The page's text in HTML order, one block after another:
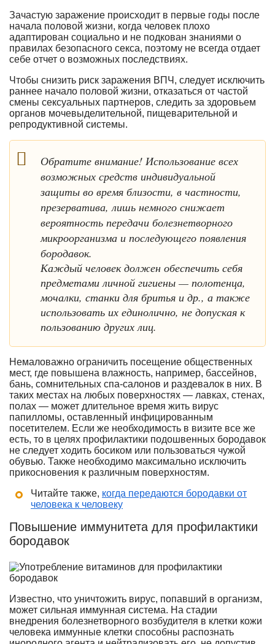
Зачастую заражение происходит в первые годы после
начала половой жизни, когда человек плохо
адаптирован социально и не подкован знаниями о
правилах безопасного секса, поэтому не всегда отдает
себе отчет о возможных последствиях.
Чтобы снизить риск заражения ВПЧ, следует исключить
раннее начало половой жизни, отказаться от частой
смены сексуальных партнеров, следить за здоровьем
органов мочевыделительной, пищеварительной и
репродуктивной системы.
Обратите внимание! Использование всех
возможных средств индивидуальной
защиты во время близости, в частности,
презерватива, лишь немного снижает
вероятность передачи болезнетворного
микроорганизма и последующего появления
бородавок.
Каждый человек должен обеспечить себя
предметами личной гигиены — полотенца,
мочалки, станки для бритья и др., а также
использовать их единолично, не допуская к
пользованию других лиц.
Немаловажно ограничить посещение общественных
мест, где повышена влажность, например, бассейнов,
бань, сомнительных спа-салонов и раздевалок в них. В
таких местах на любых поверхностях — лавках, стенах,
полах — может длительное время жить вирус
папилломы, оставленный инфицированным
посетителем. Если же необходимость в визите все же
есть, то в целях профилактики подошвенных бородавок
не следует ходить босиком или пользоваться чужой
обувью. Также необходимо максимально исключить
прикосновения к различным поверхностям.
Читайте также, когда передаются бородавки от
человека к человеку
Повышение иммунитета для профилактики
бородавок
Известно, что уничтожить вирус, попавший в организм,
может сильная иммунная система. На стадии
внедрения болезнетворного возбудителя в клетки кожи
человека иммунные клетки способны распознать